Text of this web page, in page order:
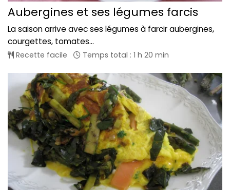
Aubergines et ses légumes farcis
La saison arrive avec ses légumes à farcir aubergines,
courgettes, tomates...
Recette facile Temps total : 1 h 20 min